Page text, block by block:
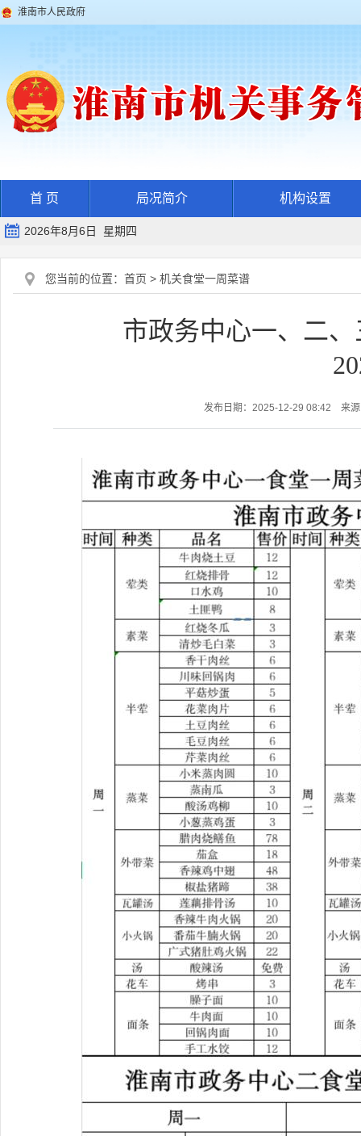
淮南市人民政府
首 页 局况简介 机构设置
2026年8月6日 星期四
您当前的位置： 首页 > 机关食堂一周菜谱
市政务中心一、二、
发布日期：2025-12-29 08:42 来